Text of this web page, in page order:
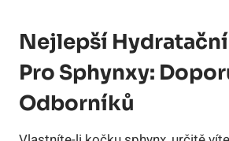
Nejlepší
Pro Sphynxy:
Odborníků